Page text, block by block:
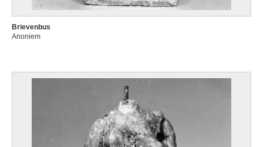
Brievenbus
Anoniem